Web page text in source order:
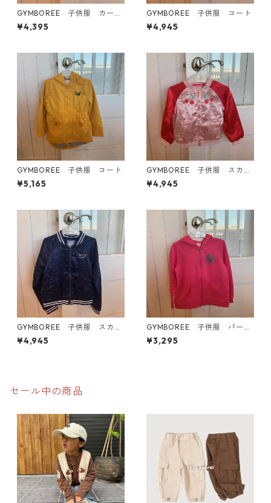
GYMBOREE 子供服 カーデ
ィガン
¥4,395
GYMBOREE 子供服 コート
¥4,945
GYMBOREE 子供服 コート
¥5,165
GYMBOREE 子供服 スカジ
ャン
¥4,945
GYMBOREE 子供服 スカジ
ャン
¥4,945
GYMBOREE 子供服 パーカ
ー
¥3,295
セール中の商品